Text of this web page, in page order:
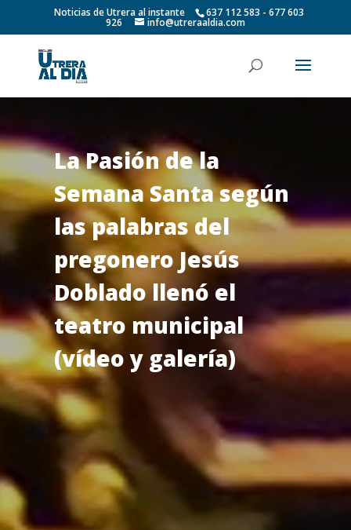
Noticias de Utrera al instante 637 112 583 - 677 603
926 info@utreraaldia.com
La Pasión de la
Semana Santa según
las palabras del
pregonero Jesús
Doblado llenó el
teatro municipal
(vídeo y galería)